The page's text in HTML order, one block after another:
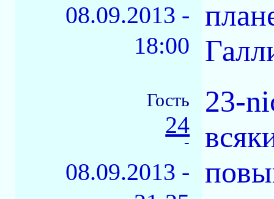
08.09.2013 -
18:00
Гость
24
-
08.09.2013 -
23-